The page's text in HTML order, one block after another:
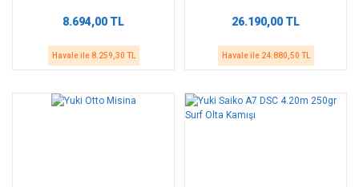
8.694,00 TL
Havale ile 8.259,30 TL
26.190,00 TL
Havale ile 24.880,50 TL